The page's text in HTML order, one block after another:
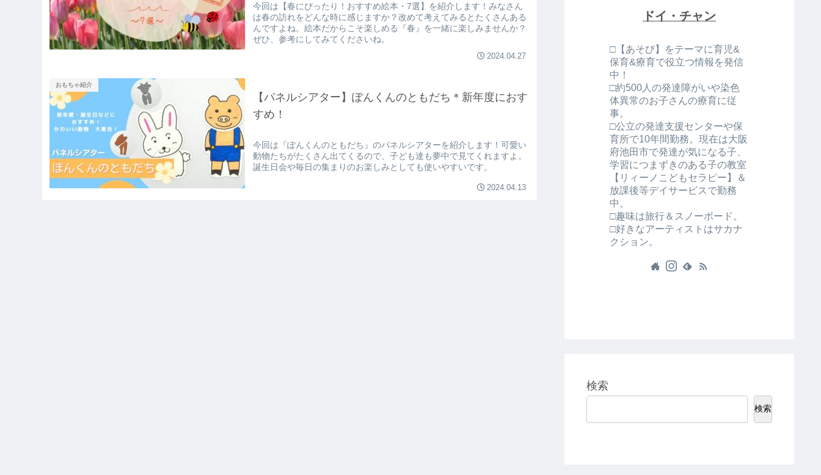
今回は【春にぴったり！おすすめ絵本・7選】を紹介します！みなさん
は春の訪れをどんな時に感じますか？改めて考えてみるとたくさんある
んですよね。絵本だからこそ楽しめる『春』を一緒に楽しみませんか？
ぜひ、参考にしてみてくださいね。
2024.04.27
おもちゃ紹介
【パネルシアター】ぽんくんのともだち＊新年度におす
すめ！
今回は『ぽんくんのともだち』のパネルシアターを紹介します！可愛い
動物たちがたくさん出てくるので、子ども達も夢中で見てくれますよ。
誕生日会や毎日の集まりのお楽しみとしても使いやすいです。
2024.04.13
ドイ・チャン
□【あそび】をテーマに育児&
保育&療育で役立つ情報を発信
中！
□約500人の発達障がいや染色
体異常のお子さんの療育に従
事。
□公立の発達支援センターや保
育所で10年間勤務。現在は大阪
府池田市で発達が気になる子、
学習につまずきのある子の教室
【リィーノこどもセラピー】＆
放課後等デイサービスで勤務
中。
□趣味は旅行＆スノーボード。
□好きなアーティストはサカナ
クション。
検索
検索